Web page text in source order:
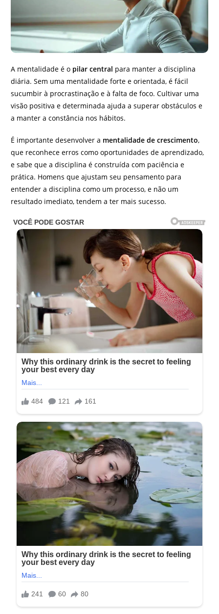
A mentalidade é o pilar central para manter a disciplina
diária. Sem uma mentalidade forte e orientada, é fácil
sucumbir à procrastinação e à falta de foco. Cultivar uma
visão positiva e determinada ajuda a superar obstáculos e
a manter a constância nos hábitos.
É importante desenvolver a mentalidade de crescimento,
que reconhece erros como oportunidades de aprendizado,
e sabe que a disciplina é construída com paciência e
prática. Homens que ajustam seu pensamento para
entender a disciplina como um processo, e não um
resultado imediato, tendem a ter mais sucesso.